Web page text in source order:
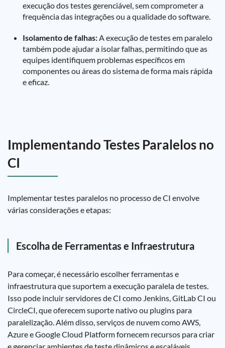
execução dos testes gerenciável, sem comprometer a
frequência das integrações ou a qualidade do software.
Isolamento de falhas:A execução de testes em paralelo
também pode ajudar a isolar falhas, permitindo que as
equipes identifiquem problemas específicos em
componentes ou áreas do sistema de forma mais rápida
e eficaz.
Implementando Testes Paralelos no
CI
Implementar testes paralelos no processo de CI envolve
várias considerações e etapas:
Escolha de Ferramentas e Infraestrutura
Para começar, é necessário escolher ferramentas e
infraestrutura que suportem a execução paralela de testes.
Isso pode incluir servidores de CI como Jenkins, GitLab CI ou
CircleCI, que oferecem suporte nativo ou plugins para
paralelização. Além disso, serviços de nuvem como AWS,
Azure e Google Cloud Platform fornecem recursos para criar